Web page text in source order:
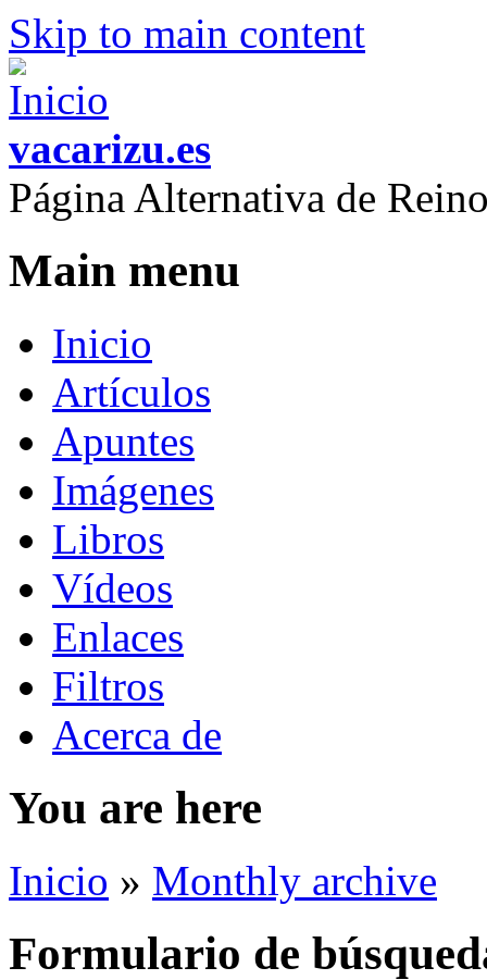
Skip to main content
vacarizu.es
Página Alternativa de
Main menu
Inicio
Artículos
Apuntes
Imágenes
Libros
Vídeos
Enlaces
Filtros
Acerca de
You are here
Inicio » Monthly archive
Formulario de